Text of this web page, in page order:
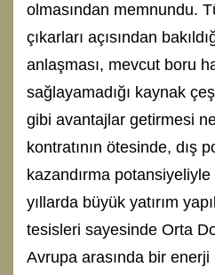
olmasından memnundu.
çıkarları açısından
anlaşması, mevcut boru
sağlayamadığı kaynak
gibi avantajlar getirmesi
kontratının ötesinde, dış
kazandırma potansiyeliyle
yıllarda büyük yatırım
tesisleri sayesinde Orta
Avrupa arasında bir